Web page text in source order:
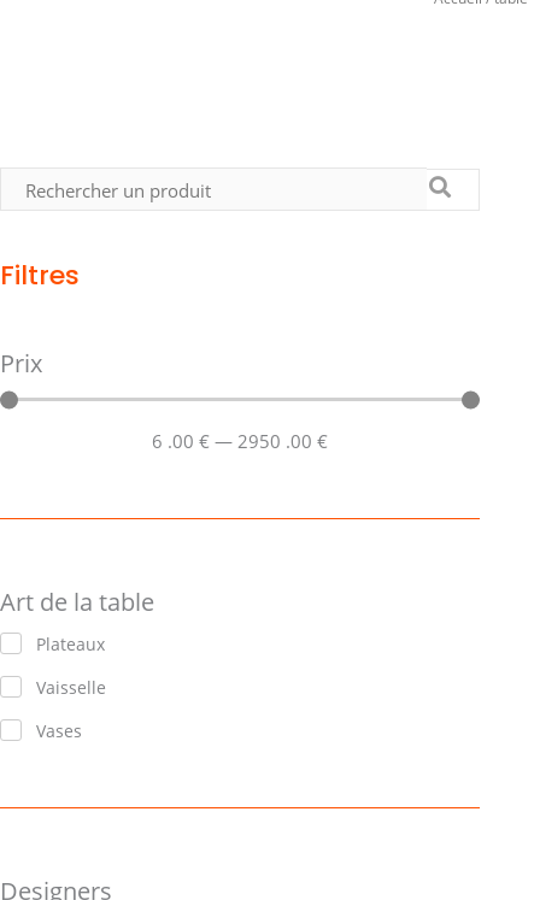
Filtres
Prix
6 .00 € — 2950 .00 €
Art de la table
Plateaux
Vaisselle
Vases
Designers